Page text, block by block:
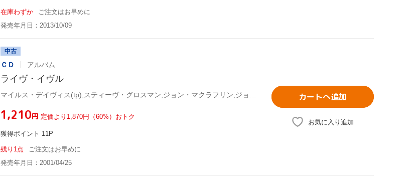
在庫わずか
ご注文はお早めに
発売年月日：2013/10/09
中古
ＣＤ アルバム
ライヴ・イヴル
¥1,210円 定価より1,870円（60%）おトク
獲得ポイント 11P
残り1点
ご注文はお早めに
発売年月日：2001/04/25
カートへ追加
お気に入り追加